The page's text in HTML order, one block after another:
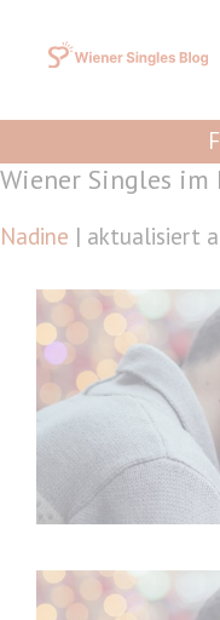
Inhalt
Wiener Singles im
Nadine | aktualisiert